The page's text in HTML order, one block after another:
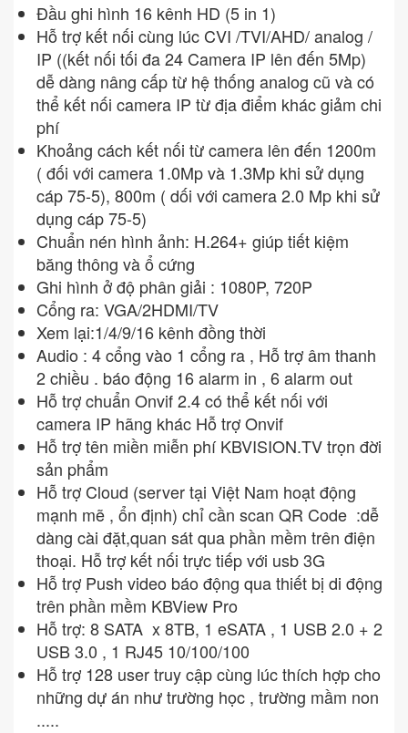
Đầu ghi hình 16 kênh HD (5 in 1)
Hỗ trợ kết nối cùng lúc CVI /TVI/AHD/ analog /
IP ((kết nối tối đa 24 Camera IP lên đến 5Mp)
dễ dàng nâng cấp từ hệ thống analog cũ và có
thể kết nối camera IP từ địa điểm khác giảm chi
phí
Khoảng cách kết nối từ camera lên đến 1200m
( đối với camera 1.0Mp và 1.3Mp khi sử dụng
cáp 75-5), 800m ( dối với camera 2.0 Mp khi sử
dụng cáp 75-5)
Chuẩn nén hình ảnh: H.264+ giúp tiết kiệm
băng thông và ổ cứng
Ghi hình ở độ phân giải : 1080P, 720P
Cổng ra: VGA/2HDMI/TV
Xem lại:1/4/9/16 kênh đồng thời
Audio : 4 cổng vào 1 cổng ra , Hỗ trợ âm thanh
2 chiều . báo động 16 alarm in , 6 alarm out
Hỗ trợ chuẩn Onvif 2.4 có thể kết nối với
camera IP hãng khác Hỗ trợ Onvif
Hỗ trợ tên miền miễn phí KBVISION.TV trọn đời
sản phẩm
Hỗ trợ Cloud (server tại Việt Nam hoạt động
mạnh mẽ , ổn định) chỉ cần scan QR Code :dễ
dàng cài đặt,quan sát qua phần mềm trên điện
thoại. Hỗ trợ kết nối trực tiếp với usb 3G
Hỗ trợ Push video báo động qua thiết bị di động
trên phần mềm KBView Pro
Hỗ trợ: 8 SATA x 8TB, 1 eSATA , 1 USB 2.0 + 2
USB 3.0 , 1 RJ45 10/100/100
Hỗ trợ 128 user truy cập cùng lúc thích hợp cho
những dự án như trường học , trường mầm non
.....